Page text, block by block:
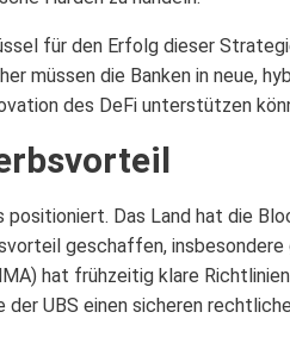
für den Erfolg dieser
müssen die Banken in neue,
des DeFi unterstützen
Das Land hat die
geschaffen, insbesondere
hat frühzeitig klare
UBS einen sicheren